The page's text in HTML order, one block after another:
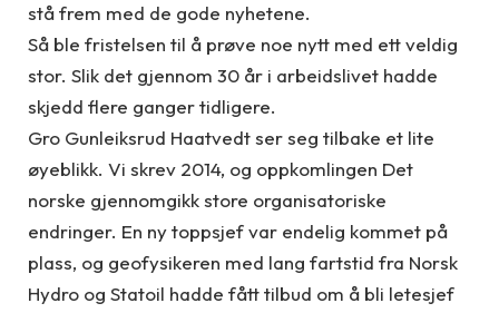
stå frem med de gode nyhetene.
Så ble fristelsen til å prøve noe nytt med ett veldig
stor. Slik det gjennom 30 år i arbeidslivet hadde
skjedd flere ganger tidligere.
Gro Gunleiksrud Haatvedt ser seg tilbake et lite
øyeblikk. Vi skrev 2014, og oppkomlingen Det
norske gjennomgikk store organisatoriske
endringer. En ny toppsjef var endelig kommet på
plass, og geofysikeren med lang fartstid fra Norsk
Hydro og Statoil hadde fått tilbud om å bli letesjef